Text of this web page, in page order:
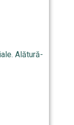
Alătură-